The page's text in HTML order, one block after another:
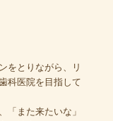
をとりながら、リ
科医院を目指して
また来たいな」